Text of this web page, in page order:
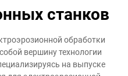
станков
обработки
вершину технологии
на выпуске